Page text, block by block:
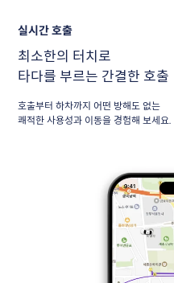
실시간 호출
최소한의 터치로
타다를 부르는 간결한 호출
호출부터 하차까지 어떤 방해도 없는
쾌적한 사용성과 이동을 경험해 보세요.